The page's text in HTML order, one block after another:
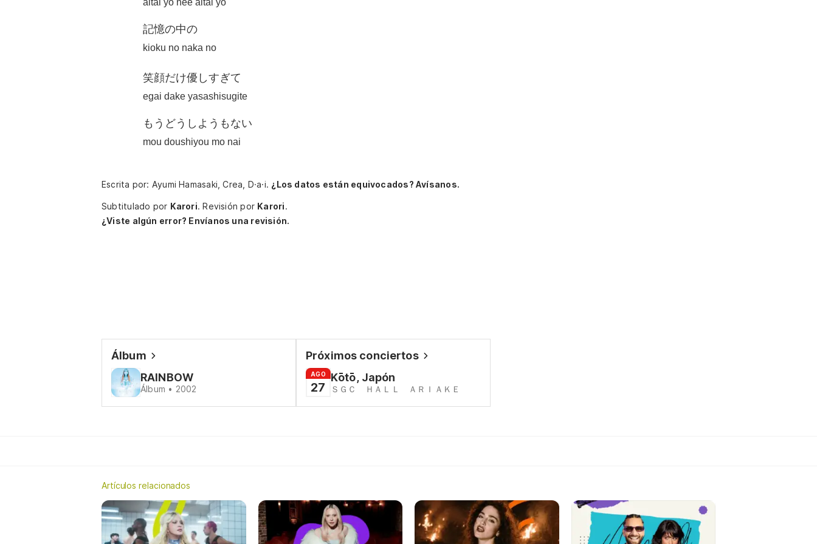
aitai yo nee aitai yo
記憶の中の
kioku no naka no
笑顔だけ優しすぎて
egai dake yasashisugite
もうどうしようもない
mou doushiyou mo nai
Escrita por: Ayumi Hamasaki, Crea, D·a·i. ¿Los datos están equivocados? Avísanos.
Subtitulado por Karori.Revisión por Karori.
¿Viste algún error? Envíanos una revisión.
Álbum
RAINBOW
Álbum • 2002
Próximos conciertos
AGO
27
Kōtō, Japón
ＳＧＣ ＨＡＬＬ ＡＲＩＡＫＥ
Artículos relacionados